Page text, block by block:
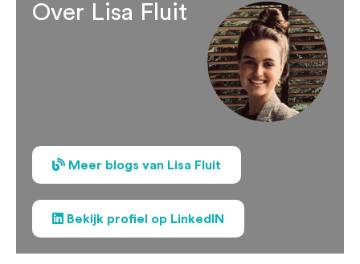
Over Lisa Fluit
Meer blogs van Lisa Fluit
Bekijk profiel op LinkedIN